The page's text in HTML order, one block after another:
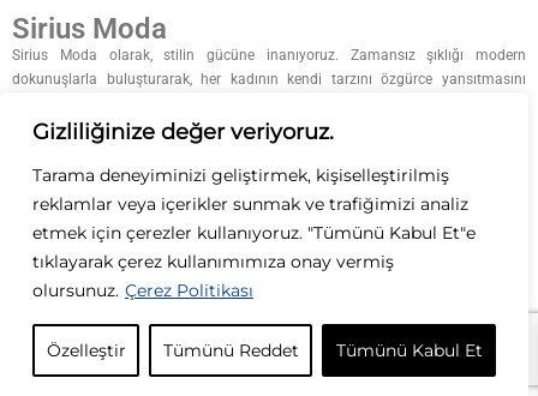
Gizliliğinize değer veriyoruz.
Tarama deneyiminizi geliştirmek, kişiselleştirilmiş
reklamlar veya içerikler sunmak ve trafiğimizi analiz
etmek için çerezler kullanıyoruz. "Tümünü Kabul Et"e
tıklayarak çerez kullanımımıza onay vermiş
olursunuz. Çerez Politikası
Özelleştir Tümünü Reddet Tümünü Kabul Et
Sirius Moda
Sirius Moda olarak, stilin gücüne inanıyoruz. Zamansız şıklığı modern
dokunuşlarla buluşturarak, her kadının kendi tarzını özgürce yansıtmasını
koleksiyonumuzda ilham verici parçalar sunuyoruz. Moda bizim tutkumuz, siz
KURUMSAL
KATEGORİLER